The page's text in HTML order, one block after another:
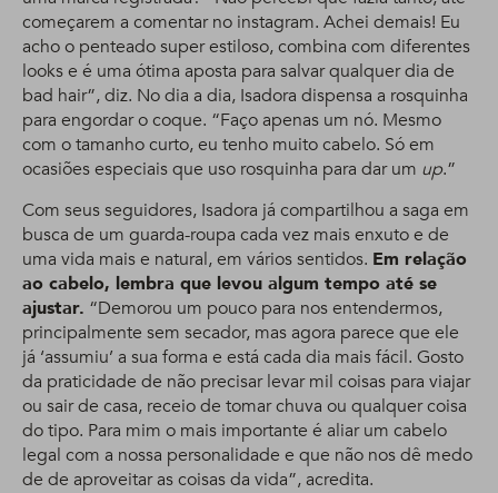
começarem a comentar no instagram. Achei demais! Eu
acho o penteado super estiloso, combina com diferentes
looks e é uma ótima aposta para salvar qualquer dia de
bad hair”, diz. No dia a dia, Isadora dispensa a rosquinha
para engordar o coque. “Faço apenas um nó. Mesmo
com o tamanho curto, eu tenho muito cabelo. Só em
ocasiões especiais que uso rosquinha para dar um up.”
Com seus seguidores, Isadora já compartilhou a saga em
busca de um guarda-roupa cada vez mais enxuto e de
uma vida mais e natural, em vários sentidos. Em relação
ao cabelo, lembra que levou algum tempo até se
ajustar. “Demorou um pouco para nos entendermos,
principalmente sem secador, mas agora parece que ele
já ‘assumiu’ a sua forma e está cada dia mais fácil. Gosto
da praticidade de não precisar levar mil coisas para viajar
ou sair de casa, receio de tomar chuva ou qualquer coisa
do tipo. Para mim o mais importante é aliar um cabelo
legal com a nossa personalidade e que não nos dê medo
de de aproveitar as coisas da vida”, acredita.